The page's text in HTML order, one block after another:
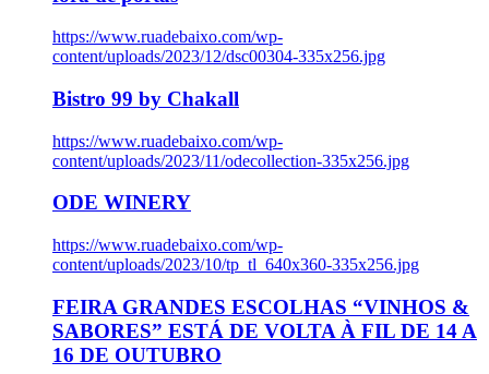
https://www.ruadebaixo.com/wp-
content/uploads/2023/12/dsc00304-335x256.jpg
Bistro 99 by Chakall
https://www.ruadebaixo.com/wp-
content/uploads/2023/11/odecollection-335x256.jpg
ODE WINERY
https://www.ruadebaixo.com/wp-
content/uploads/2023/10/tp_tl_640x360-335x256.jpg
FEIRA GRANDES ESCOLHAS “VINHOS &
SABORES” ESTÁ DE VOLTA À FIL DE 14 A
16 DE OUTUBRO